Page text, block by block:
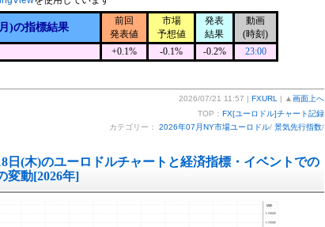
)の指標結果
前回
発表値
市場
予想値
発表
結果
動画
(時刻)
+0.1% -0.1% -0.2% 23:00
2026/07/21 11:57 | FXURL | ▲ 画面上へ
TOP： FX[ユーロドル]チャート記録
カテゴリー： 2026年07月NY市場ユーロドル/ 景気先行指数/
日(木)のユーロドルチャートと経済指標・イベントでの
変動[2026年]